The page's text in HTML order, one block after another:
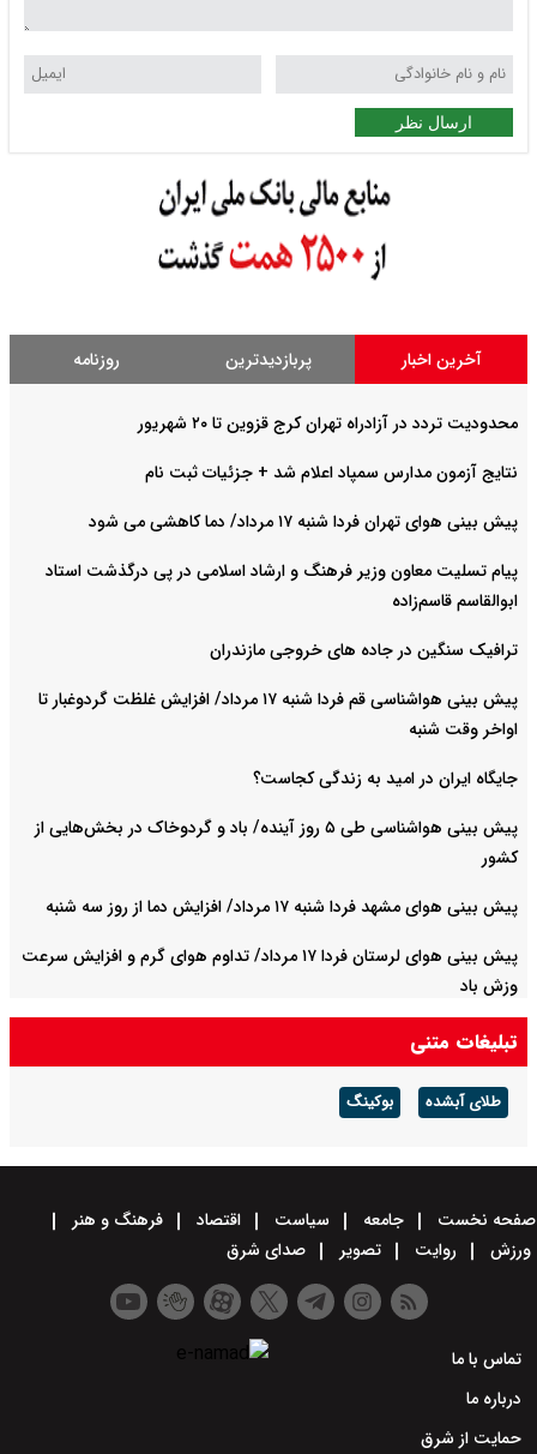
ارسال نظر
آخرین اخبار پربازدیدترین روزنامه
محدودیت تردد در آزادراه تهران کرج قزوین تا ۲۰ شهریور
نتایج آزمون مدارس سمپاد اعلام شد + جزئیات ثبت نام
پیش بینی هوای تهران فردا شنبه ۱۷ مرداد/ دما کاهشی می شود
پیام تسلیت معاون وزیر فرهنگ و ارشاد اسلامی در پی درگذشت استاد
ابوالقاسم قاسم‌زاده
ترافیک سنگین در جاده های خروجی مازندران
پیش بینی هواشناسی قم فردا شنبه ۱۷ مرداد/ افزایش غلظت گردوغبار تا
اواخر وقت شنبه
جایگاه ایران در امید به زندگی کجاست؟
پیش بینی هواشناسی طی ۵ روز آینده/ باد و گردوخاک در بخش‌هایی از
کشور
پیش بینی هوای مشهد فردا شنبه ۱۷ مرداد/ افزایش دما از روز سه شنبه
پیش بینی هوای لرستان فردا ۱۷ مرداد/ تداوم هوای گرم و افزایش سرعت
وزش باد
تبلیغات متنی
طلای آبشده بوکینگ
صفحه نخست جامعه سیاست اقتصاد
فرهنگ و هنر
ورزش
روایت تصویر صدای شرق
تماس با ما
درباره ما
حمایت از شرق